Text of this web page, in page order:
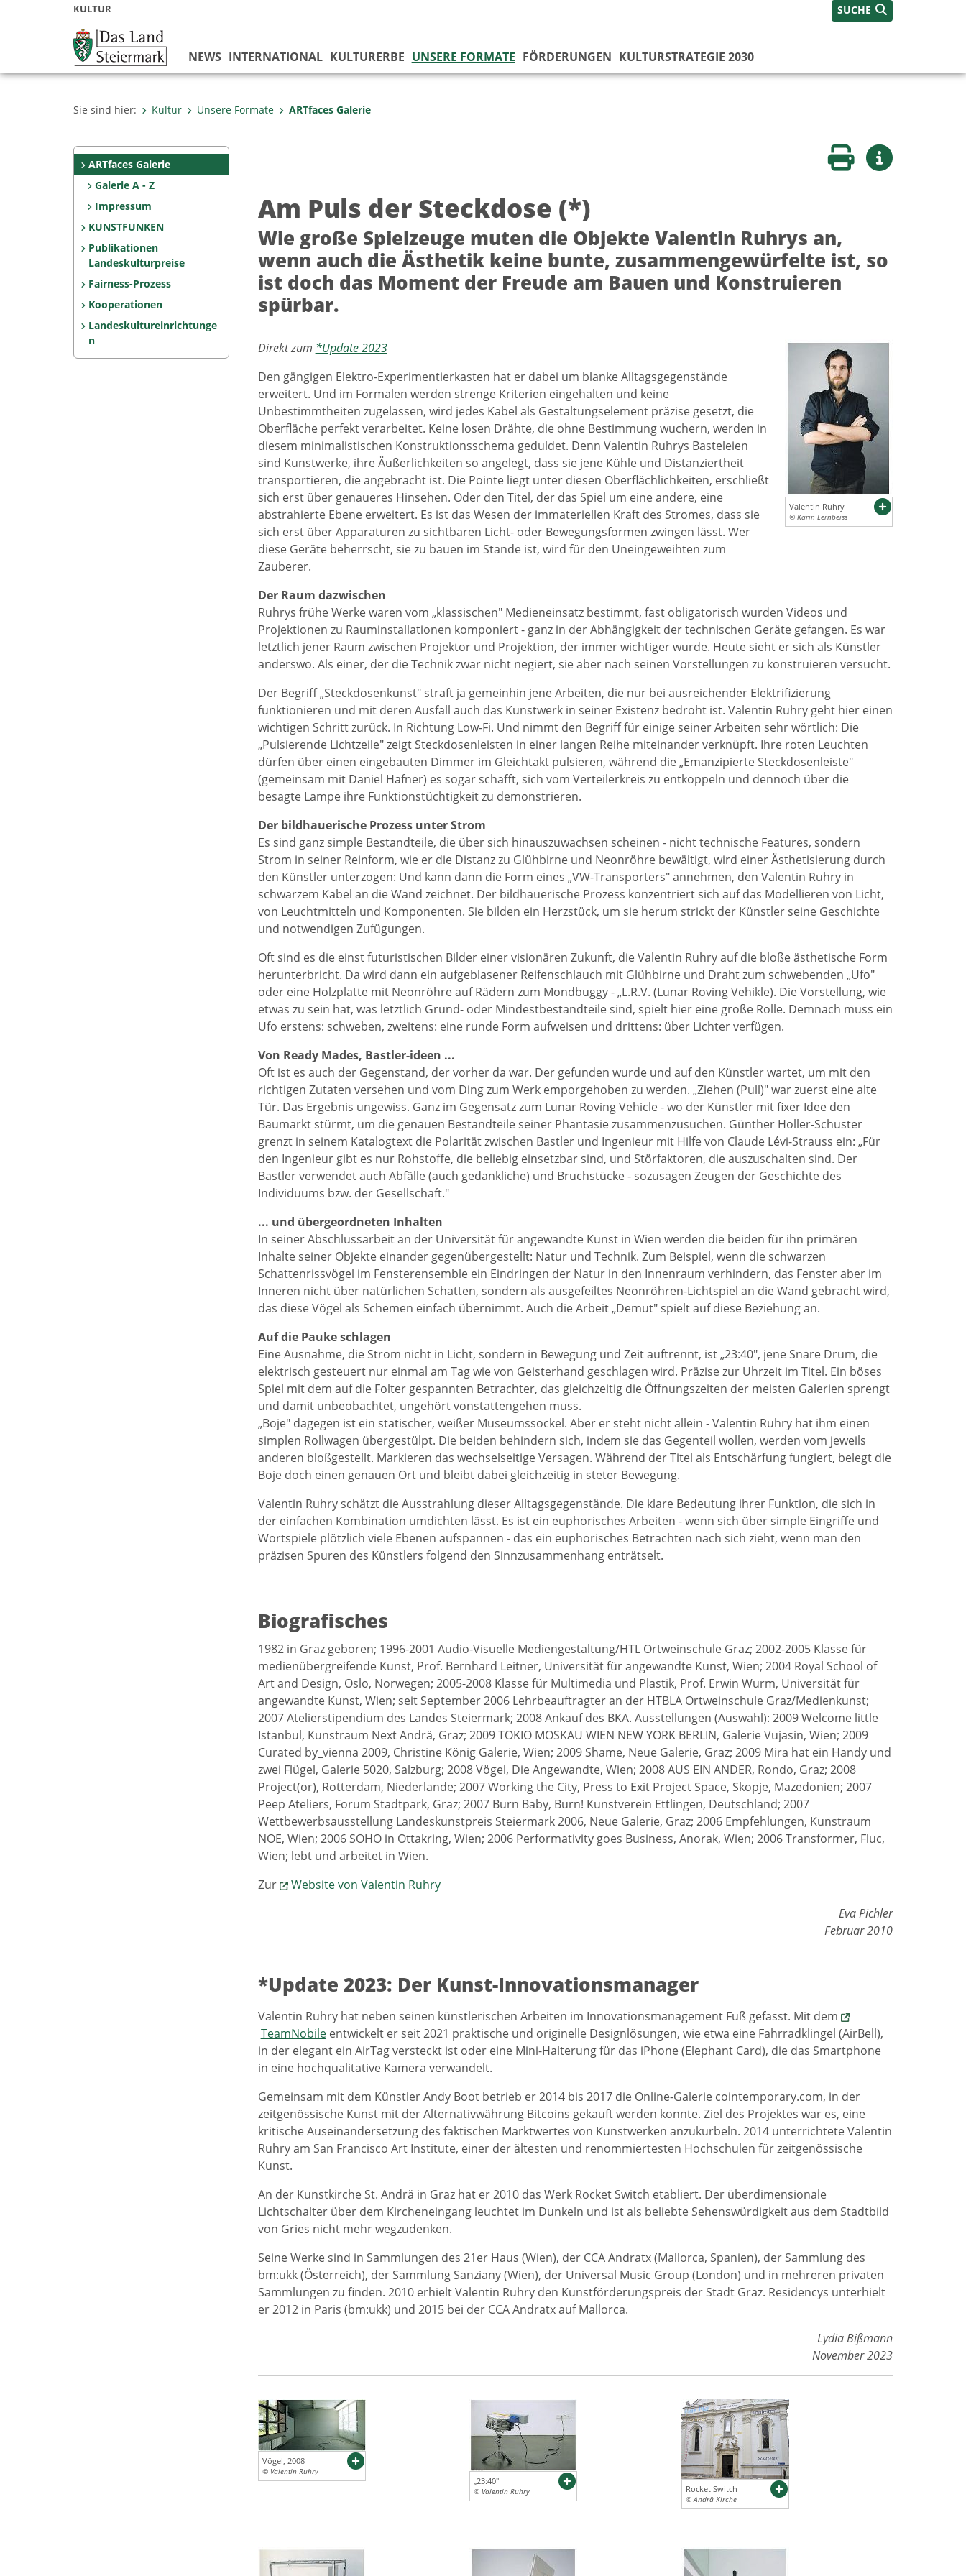
KULTUR SUCHE
NEWS INTERNATIONAL KULTURERBE UNSERE FORMATE FÖRDERUNGEN KULTURSTRATEGIE 2030
Sie sind hier: Kultur Unsere Formate ARTfaces Galerie
ARTfaces Galerie
Galerie A - Z
Impressum
KUNSTFUNKEN
Publikationen
Landeskulturpreise
Fairness-Prozess
Kooperationen
Landeskultureinrichtunge
n
Seite druckenWeitere Infos
Am Puls der Steckdose (*)
Wie große Spielzeuge muten die Objekte Valentin Ruhrys an,
wenn auch die Ästhetik keine bunte, zusammengewürfelte ist, so
ist doch das Moment der Freude am Bauen und Konstruieren
spürbar.
Valentin Ruhry
© Karin Lernbeiss
Direkt zum *Update 2023
Den gängigen Elektro-Experimentierkasten hat er dabei um blanke Alltagsgegenstände
erweitert. Und im Formalen werden strenge Kriterien eingehalten und keine
Unbestimmtheiten zugelassen, wird jedes Kabel als Gestaltungselement präzise gesetzt, die
Oberfläche perfekt verarbeitet. Keine losen Drähte, die ohne Bestimmung wuchern, werden in
diesem minimalistischen Konstruktionsschema geduldet. Denn Valentin Ruhrys Basteleien
sind Kunstwerke, ihre Äußerlichkeiten so angelegt, dass sie jene Kühle und Distanziertheit
transportieren, die angebracht ist. Die Pointe liegt unter diesen Oberflächlichkeiten, erschließt
sich erst über genaueres Hinsehen. Oder den Titel, der das Spiel um eine andere, eine
abstrahierte Ebene erweitert. Es ist das Wesen der immateriellen Kraft des Stromes, dass sie
sich erst über Apparaturen zu sichtbaren Licht- oder Bewegungsformen zwingen lässt. Wer
diese Geräte beherrscht, sie zu bauen im Stande ist, wird für den Uneingeweihten zum
Zauberer.
Der Raum dazwischen
Ruhrys frühe Werke waren vom „klassischen" Medieneinsatz bestimmt, fast obligatorisch wurden Videos und
Projektionen zu Rauminstallationen komponiert - ganz in der Abhängigkeit der technischen Geräte gefangen. Es war
letztlich jener Raum zwischen Projektor und Projektion, der immer wichtiger wurde. Heute sieht er sich als Künstler
anderswo. Als einer, der die Technik zwar nicht negiert, sie aber nach seinen Vorstellungen zu konstruieren versucht.
Der Begriff „Steckdosenkunst" straft ja gemeinhin jene Arbeiten, die nur bei ausreichender Elektrifizierung
funktionieren und mit deren Ausfall auch das Kunstwerk in seiner Existenz bedroht ist. Valentin Ruhry geht hier einen
wichtigen Schritt zurück. In Richtung Low-Fi. Und nimmt den Begriff für einige seiner Arbeiten sehr wörtlich: Die
„Pulsierende Lichtzeile" zeigt Steckdosenleisten in einer langen Reihe miteinander verknüpft. Ihre roten Leuchten
dürfen über einen eingebauten Dimmer im Gleichtakt pulsieren, während die „Emanzipierte Steckdosenleiste"
(gemeinsam mit Daniel Hafner) es sogar schafft, sich vom Verteilerkreis zu entkoppeln und dennoch über die
besagte Lampe ihre Funktionstüchtigkeit zu demonstrieren.
Der bildhauerische Prozess unter Strom
Es sind ganz simple Bestandteile, die über sich hinauszuwachsen scheinen - nicht technische Features, sondern
Strom in seiner Reinform, wie er die Distanz zu Glühbirne und Neonröhre bewältigt, wird einer Ästhetisierung durch
den Künstler unterzogen: Und kann dann die Form eines „VW-Transporters" annehmen, den Valentin Ruhry in
schwarzem Kabel an die Wand zeichnet. Der bildhauerische Prozess konzentriert sich auf das Modellieren von Licht,
von Leuchtmitteln und Komponenten. Sie bilden ein Herzstück, um sie herum strickt der Künstler seine Geschichte
und notwendigen Zufügungen.
Oft sind es die einst futuristischen Bilder einer visionären Zukunft, die Valentin Ruhry auf die bloße ästhetische Form
herunterbricht. Da wird dann ein aufgeblasener Reifenschlauch mit Glühbirne und Draht zum schwebenden „Ufo"
oder eine Holzplatte mit Neonröhre auf Rädern zum Mondbuggy - „L.R.V. (Lunar Roving Vehikle). Die Vorstellung, wie
etwas zu sein hat, was letztlich Grund- oder Mindestbestandteile sind, spielt hier eine große Rolle. Demnach muss ein
Ufo erstens: schweben, zweitens: eine runde Form aufweisen und drittens: über Lichter verfügen.
Von Ready Mades, Bastler-ideen ...
Oft ist es auch der Gegenstand, der vorher da war. Der gefunden wurde und auf den Künstler wartet, um mit den
richtigen Zutaten versehen und vom Ding zum Werk emporgehoben zu werden. „Ziehen (Pull)" war zuerst eine alte
Tür. Das Ergebnis ungewiss. Ganz im Gegensatz zum Lunar Roving Vehicle - wo der Künstler mit fixer Idee den
Baumarkt stürmt, um die genauen Bestandteile seiner Phantasie zusammenzusuchen. Günther Holler-Schuster
grenzt in seinem Katalogtext die Polarität zwischen Bastler und Ingenieur mit Hilfe von Claude Lévi-Strauss ein: „Für
den Ingenieur gibt es nur Rohstoffe, die beliebig einsetzbar sind, und Störfaktoren, die auszuschalten sind. Der
Bastler verwendet auch Abfälle (auch gedankliche) und Bruchstücke - sozusagen Zeugen der Geschichte des
Individuums bzw. der Gesellschaft."
... und übergeordneten Inhalten
In seiner Abschlussarbeit an der Universität für angewandte Kunst in Wien werden die beiden für ihn primären
Inhalte seiner Objekte einander gegenübergestellt: Natur und Technik. Zum Beispiel, wenn die schwarzen
Schattenrissvögel im Fensterensemble ein Eindringen der Natur in den Innenraum verhindern, das Fenster aber im
Inneren nicht über natürlichen Schatten, sondern als ausgefeiltes Neonröhren-Lichtspiel an die Wand gebracht wird,
das diese Vögel als Schemen einfach übernimmt. Auch die Arbeit „Demut" spielt auf diese Beziehung an.
Auf die Pauke schlagen
Eine Ausnahme, die Strom nicht in Licht, sondern in Bewegung und Zeit auftrennt, ist „23:40", jene Snare Drum, die
elektrisch gesteuert nur einmal am Tag wie von Geisterhand geschlagen wird. Präzise zur Uhrzeit im Titel. Ein böses
Spiel mit dem auf die Folter gespannten Betrachter, das gleichzeitig die Öffnungszeiten der meisten Galerien sprengt
und damit unbeobachtet, ungehört vonstattengehen muss.
„Boje" dagegen ist ein statischer, weißer Museumssockel. Aber er steht nicht allein - Valentin Ruhry hat ihm einen
simplen Rollwagen übergestülpt. Die beiden behindern sich, indem sie das Gegenteil wollen, werden vom jeweils
anderen bloßgestellt. Markieren das wechselseitige Versagen. Während der Titel als Entschärfung fungiert, belegt die
Boje doch einen genauen Ort und bleibt dabei gleichzeitig in steter Bewegung.
Valentin Ruhry schätzt die Ausstrahlung dieser Alltagsgegenstände. Die klare Bedeutung ihrer Funktion, die sich in
der einfachen Kombination umdichten lässt. Es ist ein euphorisches Arbeiten - wenn sich über simple Eingriffe und
Wortspiele plötzlich viele Ebenen aufspannen - das ein euphorisches Betrachten nach sich zieht, wenn man den
präzisen Spuren des Künstlers folgend den Sinnzusammenhang enträtselt.
Biografisches
1982 in Graz geboren; 1996-2001 Audio-Visuelle Mediengestaltung/HTL Ortweinschule Graz; 2002-2005 Klasse für
medienübergreifende Kunst, Prof. Bernhard Leitner, Universität für angewandte Kunst, Wien; 2004 Royal School of
Art and Design, Oslo, Norwegen; 2005-2008 Klasse für Multimedia und Plastik, Prof. Erwin Wurm, Universität für
angewandte Kunst, Wien; seit September 2006 Lehrbeauftragter an der HTBLA Ortweinschule Graz/Medienkunst;
2007 Atelierstipendium des Landes Steiermark; 2008 Ankauf des BKA. Ausstellungen (Auswahl): 2009 Welcome little
Istanbul, Kunstraum Next Andrä, Graz; 2009 TOKIO MOSKAU WIEN NEW YORK BERLIN, Galerie Vujasin, Wien; 2009
Curated by_vienna 2009, Christine König Galerie, Wien; 2009 Shame, Neue Galerie, Graz; 2009 Mira hat ein Handy und
zwei Flügel, Galerie 5020, Salzburg; 2008 Vögel, Die Angewandte, Wien; 2008 AUS EIN ANDER, Rondo, Graz; 2008
Project(or), Rotterdam, Niederlande; 2007 Working the City, Press to Exit Project Space, Skopje, Mazedonien; 2007
Peep Ateliers, Forum Stadtpark, Graz; 2007 Burn Baby, Burn! Kunstverein Ettlingen, Deutschland; 2007
Wettbewerbsausstellung Landeskunstpreis Steiermark 2006, Neue Galerie, Graz; 2006 Empfehlungen, Kunstraum
NOE, Wien; 2006 SOHO in Ottakring, Wien; 2006 Performativity goes Business, Anorak, Wien; 2006 Transformer, Fluc,
Wien; lebt und arbeitet in Wien.
Zur
Website von Valentin Ruhry
Eva Pichler
Februar 2010
*Update 2023: Der Kunst-Innovationsmanager
Valentin Ruhry hat neben seinen künstlerischen Arbeiten im Innovationsmanagement Fuß gefasst. Mit dem
TeamNobileentwickelt er seit 2021 praktische und originelle Designlösungen, wie etwa eine Fahrradklingel (AirBell),
in der elegant ein AirTag versteckt ist oder eine Mini-Halterung für das iPhone (Elephant Card), die das Smartphone
in eine hochqualitative Kamera verwandelt.
Gemeinsam mit dem Künstler Andy Boot betrieb er 2014 bis 2017 die Online-Galerie cointemporary.com, in der
zeitgenössische Kunst mit der Alternativwährung Bitcoins gekauft werden konnte. Ziel des Projektes war es, eine
kritische Auseinandersetzung des faktischen Marktwertes von Kunstwerken anzukurbeln. 2014 unterrichtete Valentin
Ruhry am San Francisco Art Institute, einer der ältesten und renommiertesten Hochschulen für zeitgenössische
Kunst.
An der Kunstkirche St. Andrä in Graz hat er 2010 das Werk Rocket Switch etabliert. Der überdimensionale
Lichtschalter über dem Kircheneingang leuchtet im Dunkeln und ist als beliebte Sehenswürdigkeit aus dem Stadtbild
von Gries nicht mehr wegzudenken.
Seine Werke sind in Sammlungen des 21er Haus (Wien), der CCA Andratx (Mallorca, Spanien), der Sammlung des
bm:ukk (Österreich), der Sammlung Sanziany (Wien), der Universal Music Group (London) und in mehreren privaten
Sammlungen zu finden. 2010 erhielt Valentin Ruhry den Kunstförderungspreis der Stadt Graz. Residencys unterhielt
er 2012 in Paris (bm:ukk) und 2015 bei der CCA Andratx auf Mallorca.
Lydia Bißmann
November 2023
Vögel, 2008
© Valentin Ruhry
„23:40"
© Valentin Ruhry Rocket Switch
© Andrä Kirche